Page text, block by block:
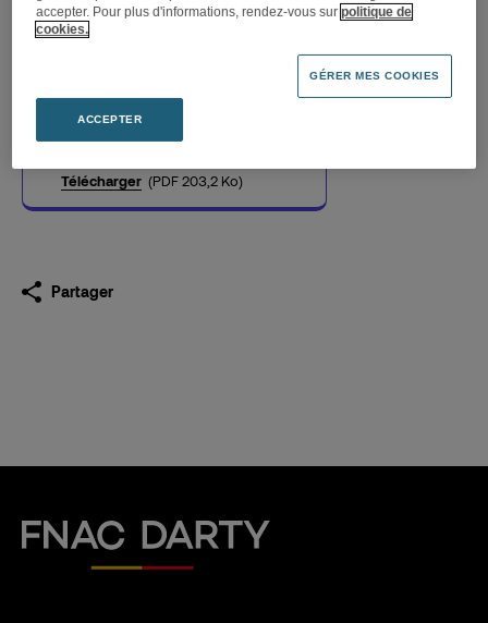
11.05.2023
Télécharger (PDF 203,2 Ko)
Partager
Fnac Darty
accepter. Pour plus d'informations, rendez-vous surpolitique de
cookies.
GÉRER MES COOKIES
ACCEPTER